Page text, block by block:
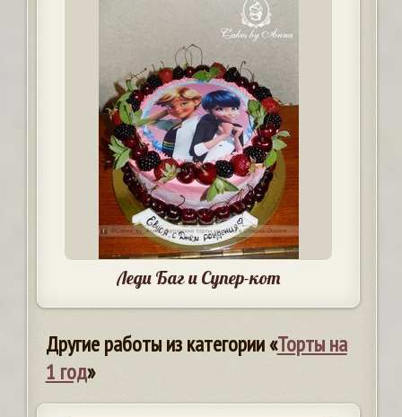
Леди Баг и Супер-кот
Другие работы из категории «Торты на
1 год»